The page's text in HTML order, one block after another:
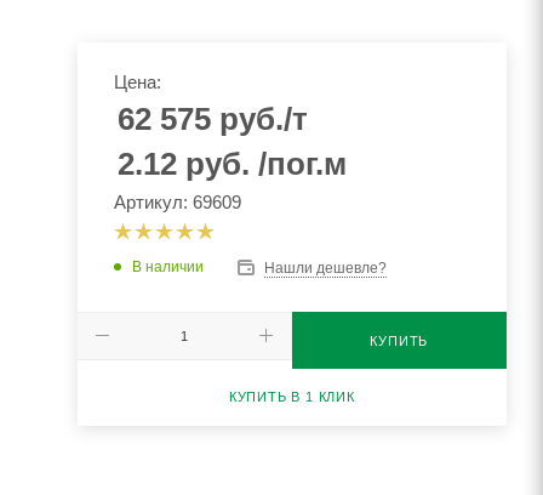
Цена:
62 575руб./т
2.12 руб. /пог.м
Артикул: 69609
В наличии Нашли дешевле?
КУПИТЬ
КУПИТЬ В 1 КЛИК